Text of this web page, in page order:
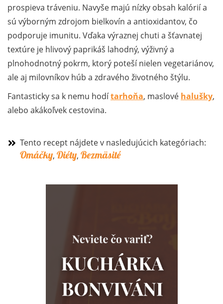
prospieva tráveniu. Navyše majú nízky obsah kalórií a
sú výborným zdrojom bielkovín a antioxidantov, čo
podporuje imunitu. Vďaka výraznej chuti a šťavnatej
textúre je hlivový paprikáš lahodný, výživný a
plnohodnotný pokrm, ktorý poteší nielen vegetariánov,
ale aj milovníkov húb a zdravého životného štýlu.
Fantasticky sa k nemu hodítarhoňa, maslové halušky,
alebo akákoľvek cestovina.
Tento recept nájdete v nasledujúcich kategóriach:
Omáčky, Diéty, Bezmäsité